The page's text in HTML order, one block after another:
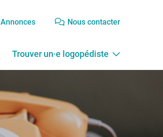
Annonces Nous contacter
Trouver un·e logopédiste